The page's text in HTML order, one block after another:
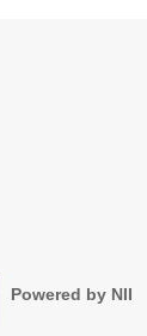
Powered by NII